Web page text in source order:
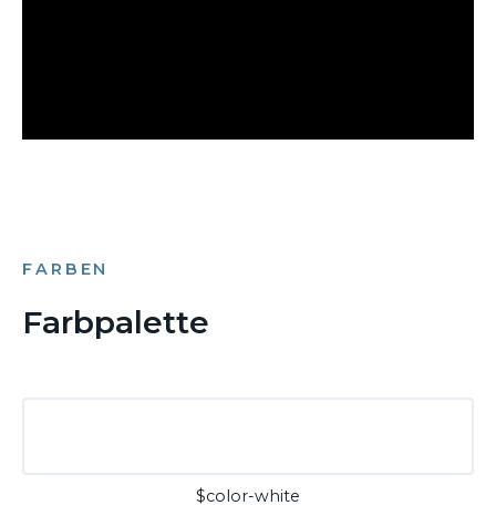
FARBEN
Farbpalette
$color-white